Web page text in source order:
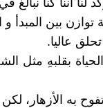
بقلبهِ مثل